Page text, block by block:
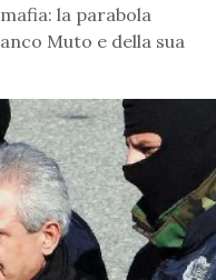
la parabola
Muto e della sua